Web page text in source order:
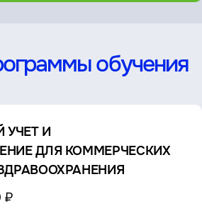
обучения
УЧЕТ И
ДЛЯ КОММЕРЧЕСКИХ
₽